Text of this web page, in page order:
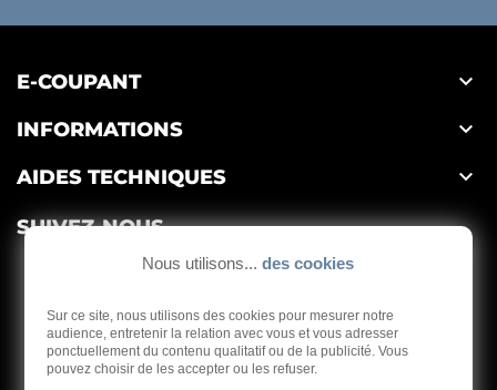
E-COUPANT 
INFORMATIONS 
AIDES TECHNIQUES 
SUIVEZ-NOUS
Depuis 1959
Nous utilisons... des cookies
Sur ce site, nous utilisons des cookies pour mesurer notre
audience, entretenir la relation avec vous et vous adresser
ponctuellement du contenu qualitatif ou de la publicité. Vous
pouvez choisir de les accepter ou les refuser.